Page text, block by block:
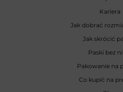
Kariera
Jak dobrać
Jak skrócić
Paski bez
Pakowanie na
Co kupić na